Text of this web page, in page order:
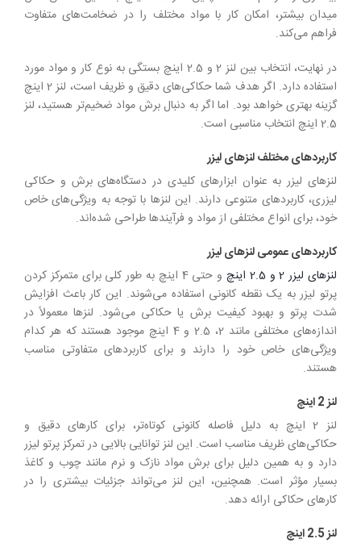
میدان بیشتر، امکان کار با مواد مختلف را در ضخامت‌های متفاوت
فراهم می‌کند.
در نهایت، انتخاب بین لنز 2 و 2.5 اینچ بستگی به نوع کار و مواد مورد
استفاده دارد. اگر هدف شما حکاکی‌های دقیق و ظریف است، لنز 2 اینچ
گزینه بهتری خواهد بود. اما اگر به دنبال برش مواد ضخیم‌تر هستید، لنز
2.5 اینچ انتخاب مناسبی است.
کاربردهای مختلف لنزهای لیزر
لنزهای لیزر به عنوان ابزارهای کلیدی در دستگاه‌های برش و حکاکی
لیزری، کاربردهای متنوعی دارند. این لنزها با توجه به ویژگی‌های خاص
خود، برای انواع مختلفی از مواد و فرآیندها طراحی شده‌اند.
کاربردهای عمومی لنزهای لیزر
لنزهای لیزر 2 و 2.5 اینچ
و حتی 4 اینچ به طور کلی برای متمرکز کردن
پرتو لیزر به یک نقطه کانونی استفاده می‌شوند. این کار باعث افزایش
شدت پرتو و بهبود کیفیت برش یا حکاکی می‌شود. لنزها معمولاً در
اندازه‌های مختلفی مانند 2، 2.5 و 4 اینچ موجود هستند که هر کدام
ویژگی‌های خاص خود را دارند و برای کاربردهای متفاوتی مناسب
هستند.
لنز 2 اینچ
لنز 2 اینچ به دلیل فاصله کانونی کوتاه‌تر، برای کارهای دقیق و
حکاکی‌های ظریف مناسب است. این لنز توانایی بالایی در تمرکز پرتو لیزر
دارد و به همین دلیل برای برش مواد نازک و نرم مانند چوب و کاغذ
بسیار مؤثر است. همچنین، این لنز می‌تواند جزئیات بیشتری را در
کارهای حکاکی ارائه دهد.
لنز 2.5 اینچ